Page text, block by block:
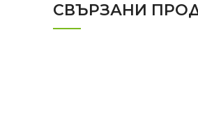
СВЪРЗАНИ